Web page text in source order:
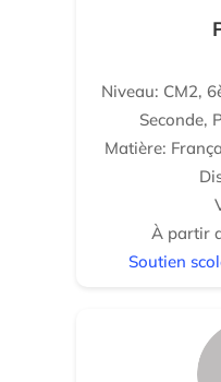
Niveau: CM2,
Seconde,
Matière:
À partir
Soutien